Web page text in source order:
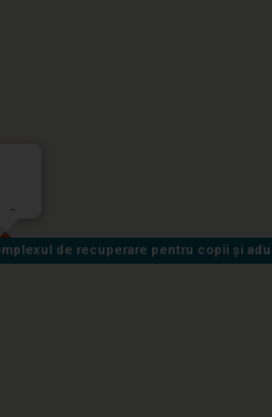
de recuperare pentru copii și
de recuperare pentru copii și
-